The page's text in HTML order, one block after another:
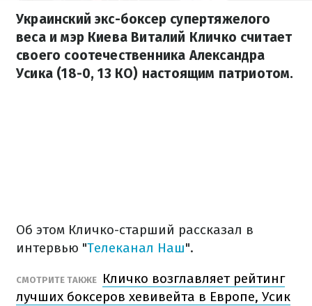
Украинский экс-боксер супертяжелого
веса и мэр Киева Виталий Кличко считает
своего соотечественника Александра
Усика (18-0, 13 КО) настоящим патриотом.
Об этом Кличко-старший рассказал в
интервью "Телеканал Наш".
СМОТРИТЕ ТАКЖЕ
Кличко возглавляет рейтинг
лучших боксеров хевивейта в Европе, Усик